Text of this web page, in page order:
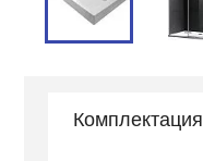
Комплектация